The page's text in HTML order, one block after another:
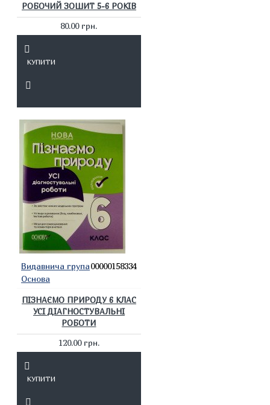
РОБОЧИЙ ЗОШИТ 5-6 РОКІВ
80.00 грн.
КУПИТИ
Видавнича група
Основа
00000158334
ПІЗНАЄМО ПРИРОДУ 6 КЛАС
УСІ ДІАГНОСТУВАЛЬНІ
РОБОТИ
120.00 грн.
КУПИТИ